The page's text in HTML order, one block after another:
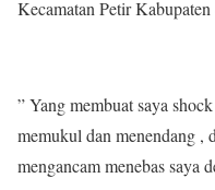
Kecamatan Petir Kabupaten
” Yang membuat saya
memukul dan menendang ,
mengancam menebas saya